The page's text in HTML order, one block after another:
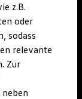
z.B.
oder
sodass
relevante
Zur